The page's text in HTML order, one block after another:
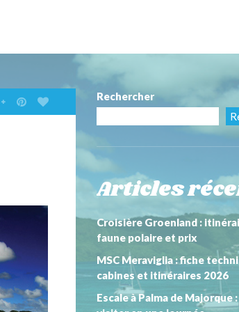
P
I
N
Rechercher
Articles
Croisière Groenland :
faune polaire et prix
MSC Meraviglia : fiche
cabines et itinéraires 2026
Escale à Palma de Majorque